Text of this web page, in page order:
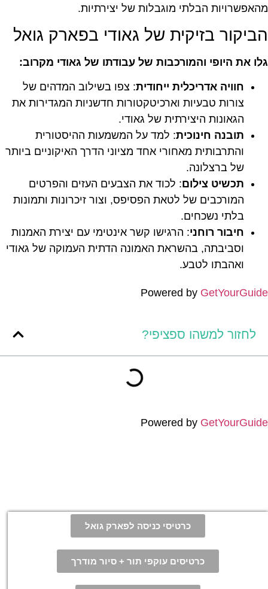
מהאפשרויות הבלתי מוגבלות של יצירתיות.
הביקור בזיקית של גאודי בפארק גואל
גלו את היופי והמורכבות של עבודתו של גאודי מקרוב:
חוויה אדריכלית ייחודית: צפו בשילוב המדהים של
צורות טבעיות וארכיטקטורות חדשניות המגדירות את
הגאונות היצירתית של גאודי.
תובנה חינוכית: למד על המשמעות ההיסטורית
והתרבותית מאחורי אחד מציוני הדרך האיקוניים ביותר
של ברצלונה.
תכשיט צילום: לכוד את הצבעים העזים והפרטים
המורכבים של לטאת הפסיפס, וצור זיכרונות ותמונות
בלתי נשכחים.
חיבור רוחני: הרגישו קשר אינטימי עם יצירת האמנות
וסביבתה, בהשראת האמונה הדתית העמוקה של גאודי
ואהבתו לטבע.
Powered by GetYourGuide
לחזור למשהו ספציפי?
Powered by GetYourGuide
כרטיסי כניסה לפארק גואל
כרטיסים עוקפי תור + סיור מודרך